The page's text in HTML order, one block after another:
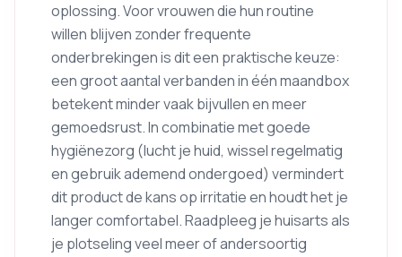
oplossing. Voor vrouwen die hun routine
willen blijven zonder frequente
onderbrekingen is dit een praktische keuze:
een groot aantal verbanden in één maandbox
betekent minder vaak bijvullen en meer
gemoedsrust. In combinatie met goede
hygiënezorg (lucht je huid, wissel regelmatig
en gebruik ademend ondergoed) vermindert
dit product de kans op irritatie en houdt het je
langer comfortabel. Raadpleeg je huisarts als
je plotseling veel meer of andersoortig